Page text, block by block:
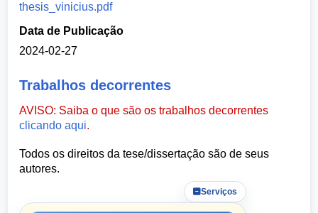
thesis_vinicius.pdf
Data de Publicação
2024-02-27
Trabalhos decorrentes
AVISO: Saiba o que são os trabalhos decorrentes
clicando aqui.
Todos os direitos da tese/dissertação são de seus
autores.
Serviços